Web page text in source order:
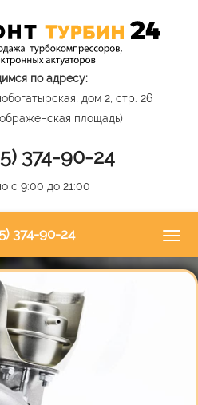
по адресу:
дом 2, стр. 26
площадь)
374-90-24
с 9:00 до 21:00
374-90-24